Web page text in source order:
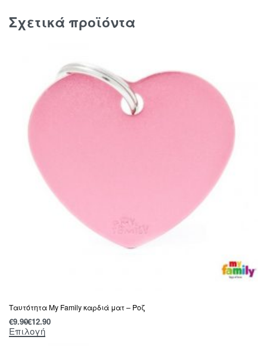
Σχετικά προϊόντα
Ταυτότητα My Family καρδιά ματ – Ροζ
€9.90€12.90
Επιλογή